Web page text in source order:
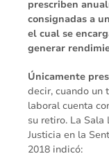
prescriben
consignadas a
el cual se
generar
Únicamente
decir, cuando un
laboral cuenta
su retiro. La
Justicia en la
2018 indicó: